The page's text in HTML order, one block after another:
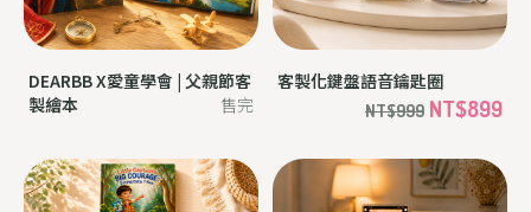
DEARBB X愛童學會 | 父親節客
製繪本
售完
客製化鍵盤語音鑰匙圈
NT$999 NT$899